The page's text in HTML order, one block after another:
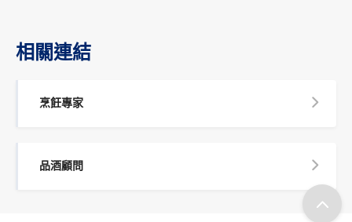
相關連結
烹飪專家
品酒顧問